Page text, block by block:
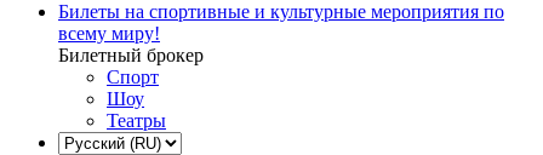
Билеты на спортивные и культурные мероприятия по
всему миру!
Билетный брокер
Спорт
Шоу
Театры